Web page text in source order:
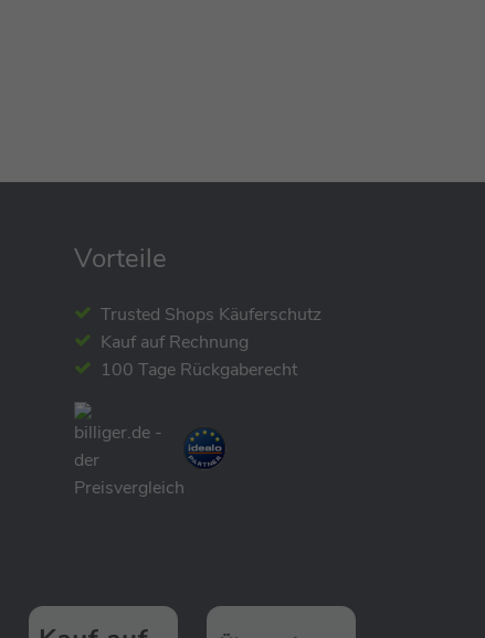
Ringe
statt 49,95 € 39,90 €
All4Baby
Tellerschaukel / Disc
Vorteile
Trusted Shops Käuferschutz
Kauf auf Rechnung
100 Tage Rückgaberecht